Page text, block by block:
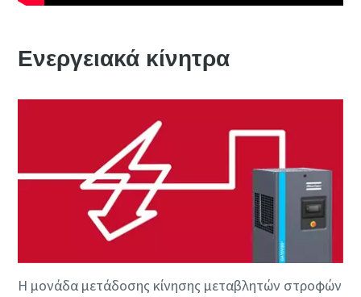
Ενεργειακά κίνητρα
Η μονάδα μετάδοσης κίνησης μεταβλητών στροφών